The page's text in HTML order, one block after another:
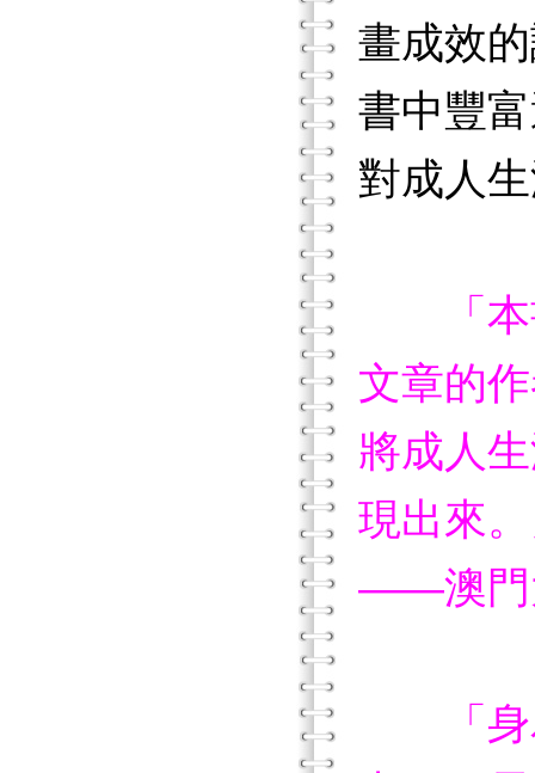
畫成效
書中豐
對成人
「
文章的
將成人
現出來
——澳門
「